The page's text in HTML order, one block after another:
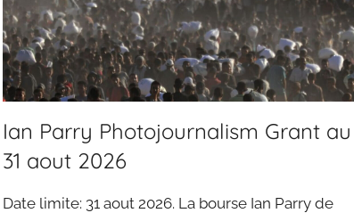
Ian Parry Photojournalism Grant au
31 aout 2026
Date limite: 31 aout 2026. La bourse Ian Parry de